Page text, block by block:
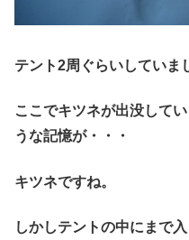
テント2周ぐらいしていま
ここでキツネが出没して
うな記憶が・・・
キツネですね。
しかしテントの中にまで